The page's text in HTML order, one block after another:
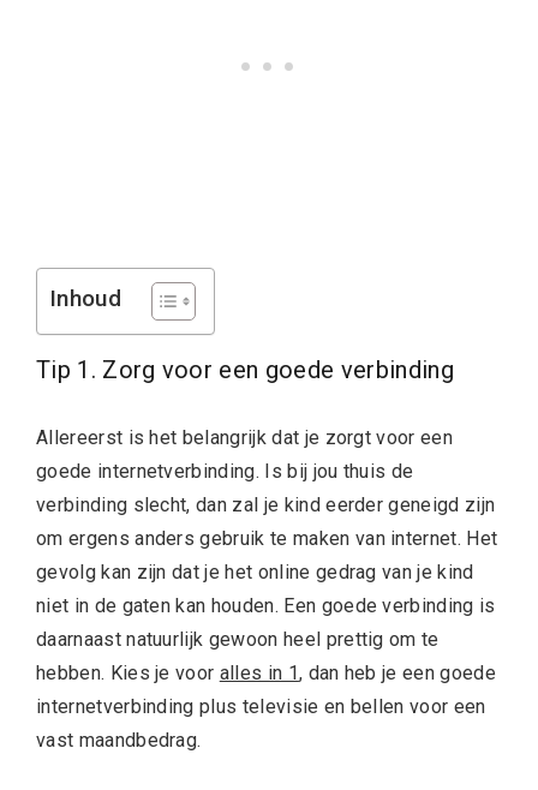
Inhoud
Tip 1. Zorg voor een goede verbinding
Allereerst is het belangrijk dat je zorgt voor een
goede internetverbinding. Is bij jou thuis de
verbinding slecht, dan zal je kind eerder geneigd zijn
om ergens anders gebruik te maken van internet. Het
gevolg kan zijn dat je het online gedrag van je kind
niet in de gaten kan houden. Een goede verbinding is
daarnaast natuurlijk gewoon heel prettig om te
hebben. Kies je voor alles in 1, dan heb je een goede
internetverbinding plus televisie en bellen voor een
vast maandbedrag.